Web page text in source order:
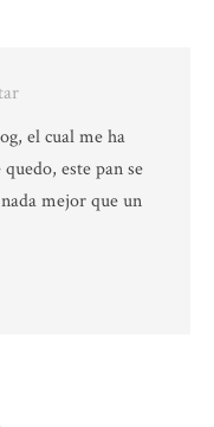
el cual me ha
este pan se
mejor que un